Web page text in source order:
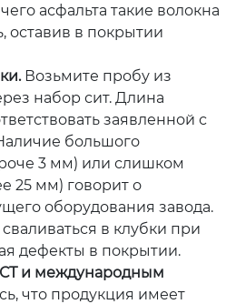
асфальта такие волокна
оставив в покрытии
Возьмите пробу из
набор сит. Длина
заявленной с
большого
3 мм) или слишком
25 мм) говорит о
оборудования завода.
в клубки при
дефекты в покрытии.
и международным
что продукция имеет